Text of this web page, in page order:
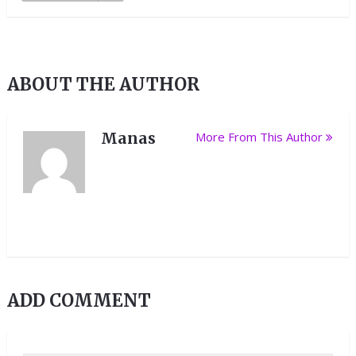
ABOUT THE AUTHOR
Manas More From This Author
ADD COMMENT